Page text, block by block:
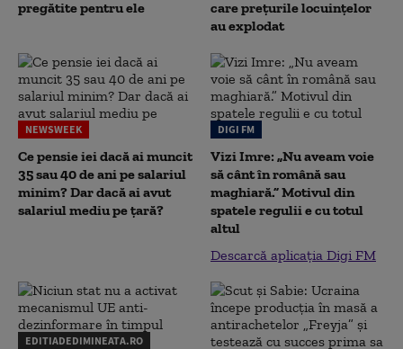
pregătite pentru ele
care prețurile locuințelor
au explodat
NEWSWEEK
Ce pensie iei dacă ai muncit
35 sau 40 de ani pe salariul
minim? Dar dacă ai avut
salariul mediu pe țară?
DIGI FM
Vizi Imre: „Nu aveam voie
să cânt în română sau
maghiară.” Motivul din
spatele regulii e cu totul
altul
Descarcă aplicația Digi FM
EDITIADEDIMINEATA.RO